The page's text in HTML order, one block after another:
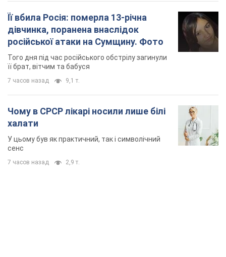
Її вбила Росія: померла 13-річна
дівчинка, поранена внаслідок
російської атаки на Сумщину. Фото
Того дня під час російського обстрілу загинули
її брат, вітчим та бабуся
7 часов назад 9,1 т.
Чому в СРСР лікарі носили лише білі
халати
У цьому був як практичний, так і символічний
сенс
7 часов назад 2,9 т.